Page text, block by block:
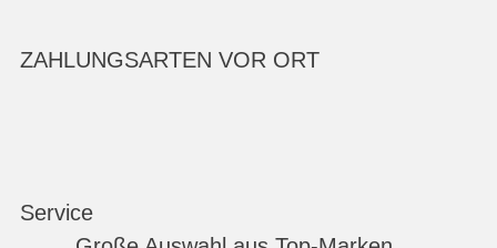
ZAHLUNGSARTEN VOR ORT
Service